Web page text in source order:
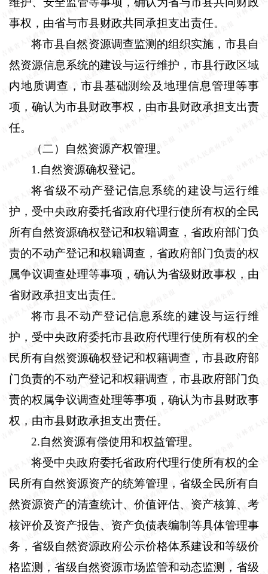
事权，由省与市县财政共同承担支出责任。
将市县自然资源调查监测的组织实施，市县自
然资源信息系统的建设与运行维护，市县行政区域
内地质调查，市县基础测绘及地理信息管理等事
项，确认为市县财政事权，由市县财政承担支出责
任。
（二）自然资源产权管理。
1 .自然资源确权登记。
将省级不动产登记信息系统的建设与运行维
护，受中央政府委托省政府代理行使所有权的全民
所有自然资源确权登记和权籍调查，省政府部门负
责的不动产登记和权籍调查，省政府部门负责的权
属争议调查处理等事项，确认为省级财政事权，由
省财政承担支出责任。
将市县不动产登记信息系统的建设与运行维
护，受中央政府委托市县政府代理行使所有权的全
民所有自然资源确权登记和权籍调查，市县政府部
门负责的不动产登记和权籍调查，市县政府部门负
责的权属争议调查处理等事项，确认为市县财政事
权，由市县财政承担支出责任。
2.自然资源有偿使用和权益管理。
将受中央政府委托省政府代理行使所有权的全
民所有自然资源资产的统筹管理，省级全民所有自
然资源资产的清查统计、价值评估、资产核算、考
核评价及资产报告、资产负债表编制等具体管理事
务，省级自然资源政府公示价格体系建设和等级价
格监测，省级自然资源市场监管和动态监测，省级